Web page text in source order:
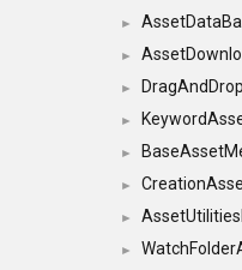
►
►
►
►
►
►
►
►